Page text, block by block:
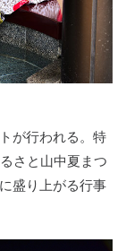
が行われる。特
さと山中夏まつ
盛り上がる行事